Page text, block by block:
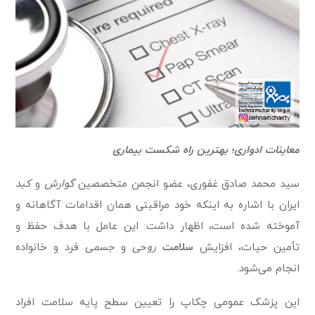
معاینات ادواری؛ بهترین راه شکست بیماری
سید محمد صادق غفوری، عضو انجمن متخصصینگوارش وکبد
ایران با اشاره به اینکه خود مراقبتی همان اقدامات آگاهانه و
آموخته شده است، اظهار داشت: این عامل با هدف حفظ و
تأمین حیات، افزایش سلامت روحی و جسمیفرد و خانواده
انجام می‌شود.
این پزشک عمومی چکاپ را تعیین سطح پایه سلامت افراد